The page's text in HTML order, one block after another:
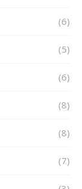
(6)
(5)
(6)
(8)
(8)
(7)